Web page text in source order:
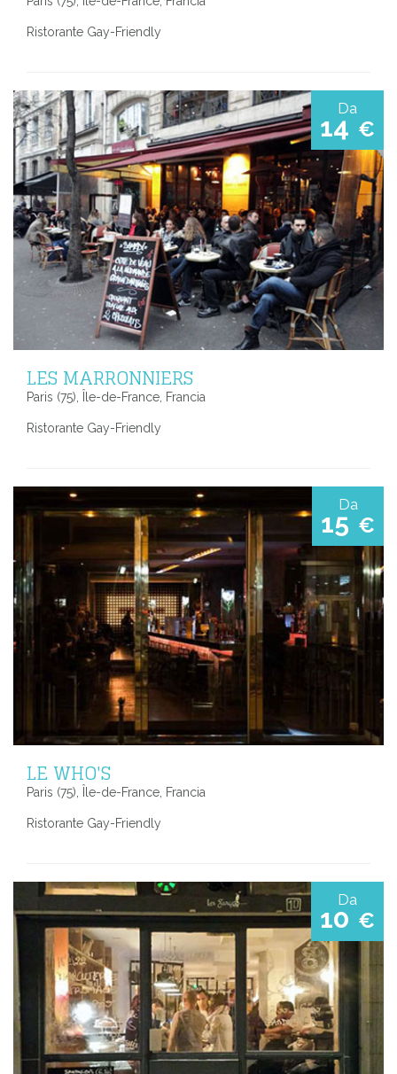
Ristorante Gay-Friendly
Da
14 €
LES MARRONNIERS
Paris (75), Île-de-France, Francia
Ristorante Gay-Friendly
Da
15 €
LE WHO'S
Paris (75), Île-de-France, Francia
Ristorante Gay-Friendly
Da
10 €